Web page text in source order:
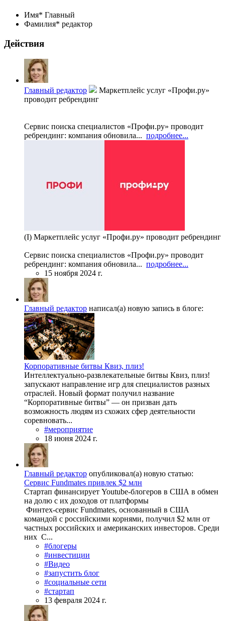
Имя* Главный
Фамилия* редактор
Действия
Главный редактор
Маркетплейс услуг «Профи.ру»
проводит ребрендинг
Сервис поиска специалистов «Профи.ру» проводит
ребрендинг: компания обновила... подробнее...
(I) Маркетплейс услуг «Профи.ру» проводит ребрендинг
Сервис поиска специалистов «Профи.ру» проводит
ребрендинг: компания обновила... подробнее...
15 ноября 2024 г.
Главный редактор написал(а) новую запись в блоге:
Корпоративные битвы Квиз, плиз!
Интеллектуально-развлекательные битвы Квиз, плиз!
запускают направление игр для специалистов разных
отраслей. Новый формат получил название
“Корпоративные битвы” — он призван дать
возможность людям из схожих сфер деятельности
соревновать...
#мероприятие
18 июня 2024 г.
Главный редактор опубликовал(а) новую статью:
Сервис Fundmates привлек $2 млн
Стартап финансирует Youtube-блогеров в США в обмен
на долю с их доходов от платформы
Финтех-сервис Fundmates, основанный в США
командой с российскими корнями, получил $2 млн от
частных российских и американских инвесторов. Среди
них С...
#блогеры
#инвестиции
#Видео
#запустить блог
#социальные сети
#стартап
13 февраля 2024 г.